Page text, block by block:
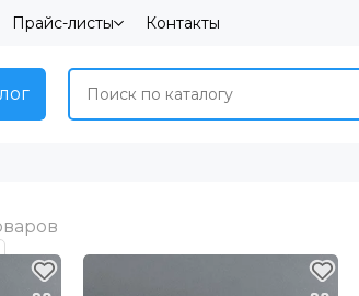
Прайс-листы Контакты